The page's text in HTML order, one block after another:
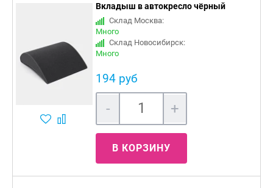
Вкладыш в автокресло чёрный
Склад Москва:
Много
Склад Новосибирск:
Много
194 руб
- +
В КОРЗИНУ